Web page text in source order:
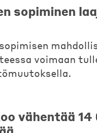
sopiminen
voimaan
vähentää 14